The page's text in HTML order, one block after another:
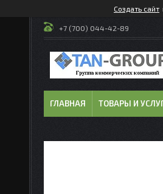
Создать сайт
+7 (700) 044-42-89
ГЛАВНАЯ ТОВАРЫ И